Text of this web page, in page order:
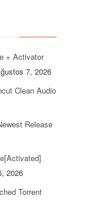
+ Activator
7, 2026
Clean Audio
Release
2026
Torrent